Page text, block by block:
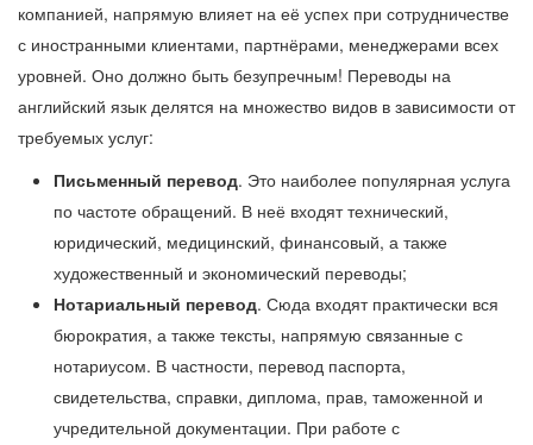
компанией, напрямую влияет на её успех при сотрудничестве
с иностранными клиентами, партнёрами, менеджерами всех
уровней. Оно должно быть безупречным! Переводы на
английский язык делятся на множество видов в зависимости от
требуемых услуг:
Письменный перевод. Это наиболее популярная услуга
по частоте обращений. В неё входят технический,
юридический, медицинский, финансовый, а также
художественный и экономический переводы;
Нотариальный перевод. Сюда входят практически вся
бюрократия, а также тексты, напрямую связанные с
нотариусом. В частности, перевод паспорта,
свидетельства, справки, диплома, прав, таможенной и
учредительной документации. При работе с